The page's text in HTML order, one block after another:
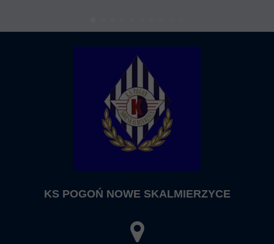
KS POGOŃ NOWE SKALMIERZYCE